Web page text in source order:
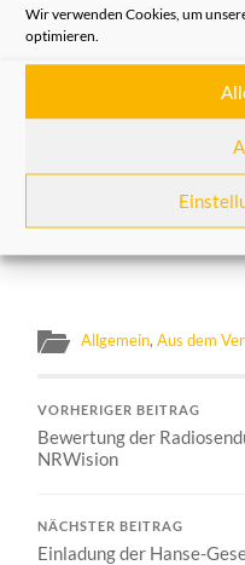
Wir verwenden Cookies, um
optimieren.
Hospiz Vereins und
mundartlichen
Noch manches mehr
Radio News 89,4 am14.
wird. Aufgezeichnet
Leitung von Johannes
Allgemein,Aus dem
VORHERIGER BEITRAG
Bewertung der
NRWision
NÄCHSTER BEITRAG
Einladung der Hanse-